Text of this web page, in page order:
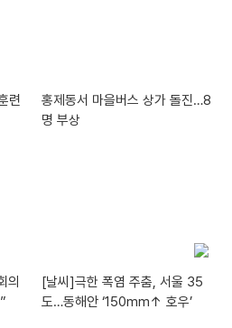
련
홍제동서 마을버스 상가 돌진…8
명 부상
의
[날씨]극한 폭염 주춤, 서울 35
도…동해안 ‘150mm↑ 호우’